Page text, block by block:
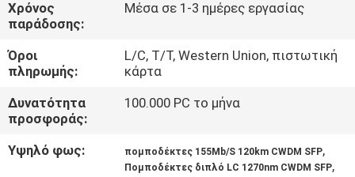
ΕΠΑΦΉ
ΜΕ
ΕΙΔΉΣΕΙΣ
ΖΗΤΉΣΤΕ
Χρόνος
παράδοσης:
Μέσα σε 1-3 ημέρες εργασίας
Όροι
πληρωμής:
L/C, T/T, Western Union, πιστωτική
κάρτα
Δυνατότητα
προσφοράς:
100.000 PC το μήνα
Υψηλό φως: πομποδέκτες 155Mb/S 120km CWDM SFP,
Πομποδέκτες διπλό LC 1270nm CWDM SFP,